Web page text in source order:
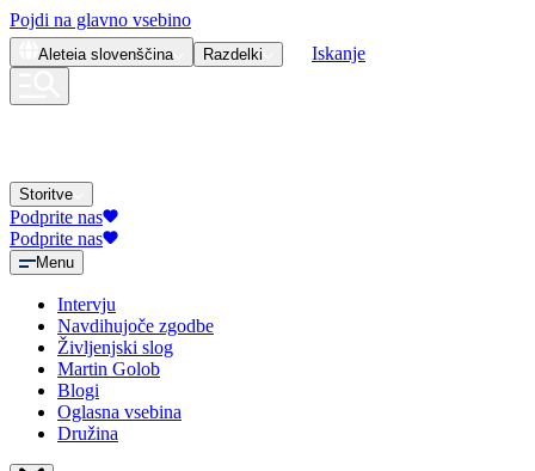
Pojdi na glavno vsebino
Aleteia slovenščina Razdelki Iskanje
Storitve
Podprite nas
Podprite nas
Menu
Intervju
Navdihujoče zgodbe
Življenjski slog
Martin Golob
Blogi
Oglasna vsebina
Družina